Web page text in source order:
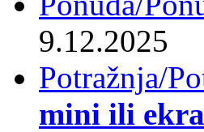
9.12.2025
Potražnja/
mini ili